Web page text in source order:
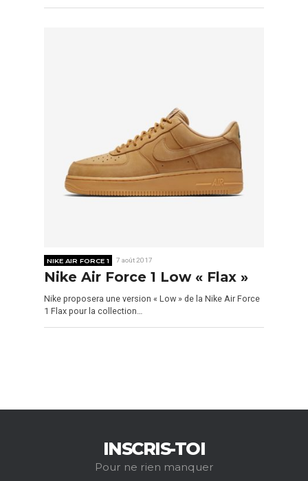
NIKE AIR FORCE 1 7 août 2017
Nike Air Force 1 Low « Flax »
Nike proposera une version « Low » de la Nike Air Force
1 Flax pour la collection…
INSCRIS-TOI
Pour ne rien manquer